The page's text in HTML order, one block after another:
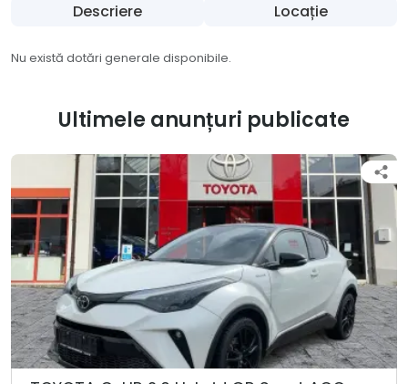
Descriere
Locație
Nu există dotări generale disponibile.
Ultimele anunțuri publicate